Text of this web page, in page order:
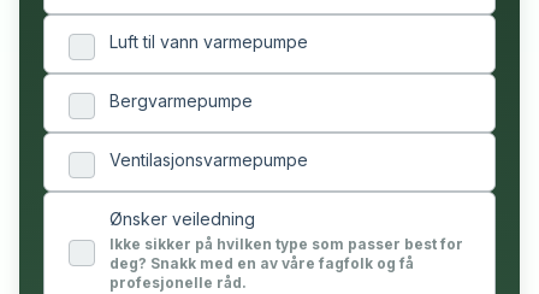
Luft til vann varmepumpe
Bergvarmepumpe
Ventilasjonsvarmepumpe
Ønsker veiledning
Ikke sikker på hvilken type som passer best for
deg? Snakk med en av våre fagfolk og få
profesjonelle råd.